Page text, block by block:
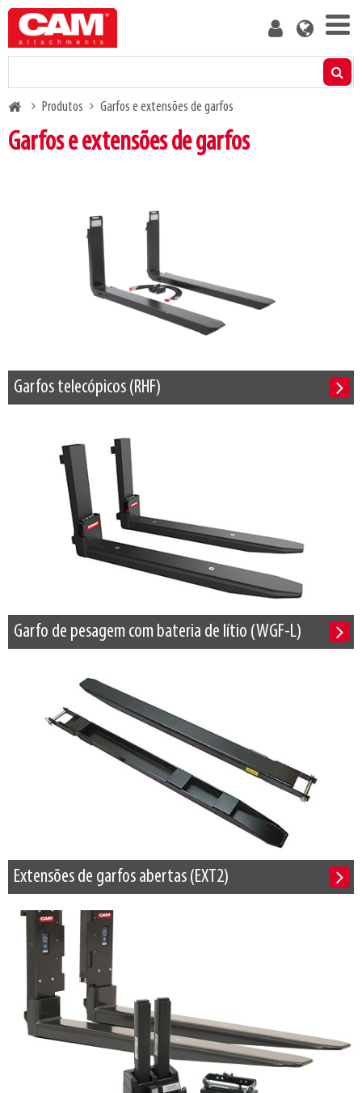
Skip
main
User
Calculador de capacidade residual
Sobre nós
Contate-Nos
BreadcrumbProdutos Garfos e extensões de garfos
Garfos e extensões de garfos
Garfos telecópicos (RHF)
Garfo de pesagem com bateria de lítio (WGF-L)
Extensões de garfos abertas (EXT2)